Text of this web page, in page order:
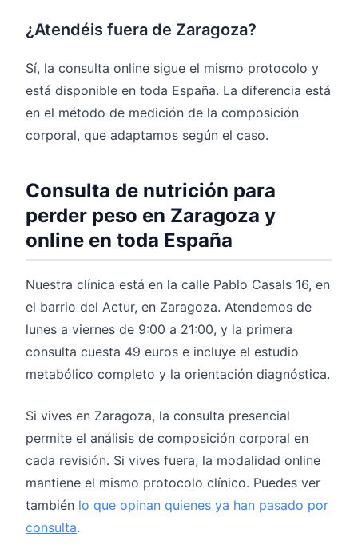
¿Atendéis fuera de Zaragoza?
Sí, la consulta online sigue el mismo protocolo y
está disponible en toda España. La diferencia está
en el método de medición de la composición
corporal, que adaptamos según el caso.
Consulta de nutrición para
perder peso en Zaragoza y
online en toda España
Nuestra clínica está en la calle Pablo Casals 16, en
el barrio del Actur, en Zaragoza. Atendemos de
lunes a viernes de 9:00 a 21:00, y la primera
consulta cuesta 49 euros e incluye el estudio
metabólico completo y la orientación diagnóstica.
Si vives en Zaragoza, la consulta presencial
permite el análisis de composición corporal en
cada revisión. Si vives fuera, la modalidad online
mantiene el mismo protocolo clínico. Puedes ver
también lo que opinan quienes ya han pasado por
consulta.